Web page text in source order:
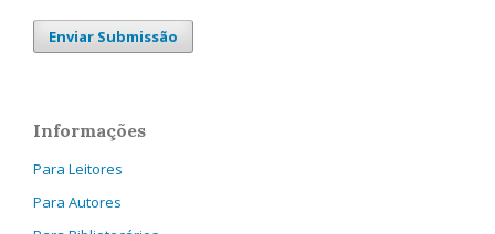
Enviar Submissão
Informações
Para Leitores
Para Autores